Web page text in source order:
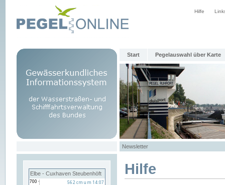
Hilfe
Start Pegelauswahl über Karte
Newsletter
Elbe - Cuxhaven Steubenhöft Hilfe